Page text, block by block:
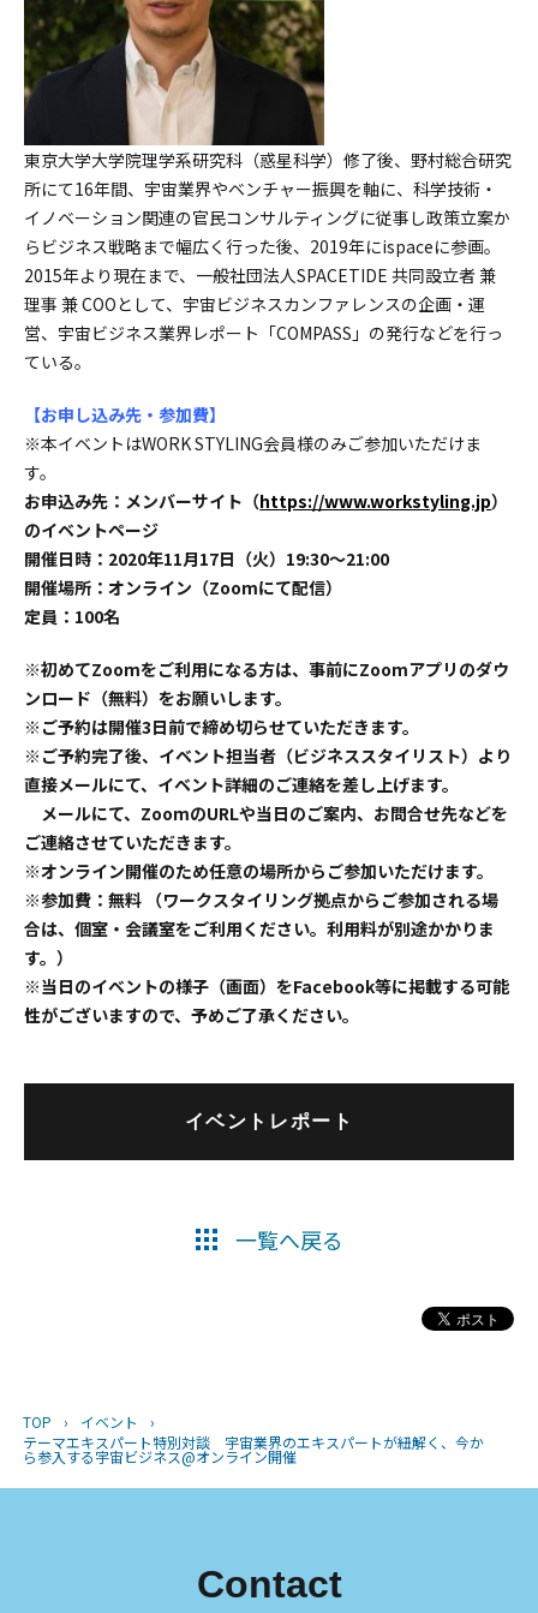
東京大学大学院理学系研究科（惑星科学）修了後、野村総合研究
所にて16年間、宇宙業界やベンチャー振興を軸に、科学技術・
イノベーション関連の官民コンサルティングに従事し政策立案か
らビジネス戦略まで幅広く行った後、2019年にispaceに参画。
2015年より現在まで、一般社団法人SPACETIDE 共同設立者 兼
理事 兼 COOとして、宇宙ビジネスカンファレンスの企画・運
営、宇宙ビジネス業界レポート「COMPASS」の発行などを行っ
ている。
【お申し込み先・参加費】
※本イベントはWORK STYLING会員様のみご参加いただけま
す。
お申込み先：メンバーサイト（https://www.workstyling.jp）
のイベントページ
開催日時：2020年11月17日（火）19:30〜21:00
開催場所：オンライン（Zoomにて配信）
定員：100名
※初めてZoomをご利用になる方は、事前にZoomアプリのダウ
ンロード（無料）をお願いします。
※ご予約は開催3日前で締め切らせていただきます。
※ご予約完了後、イベント担当者（ビジネススタイリスト）より
直接メールにて、イベント詳細のご連絡を差し上げます。
メールにて、ZoomのURLや当日のご案内、お問合せ先などを
ご連絡させていただきます。
※オンライン開催のため任意の場所からご参加いただけます。
※参加費：無料 （ワークスタイリング拠点からご参加される場
合は、個室・会議室をご利用ください。利用料が別途かかりま
す。）
※当日のイベントの様子（画面）をFacebook等に掲載する可能
性がございますので、予めご了承ください。
イベントレポート
一覧へ戻る
TOP › イベント
›
テーマエキスパート特別対談 宇宙業界のエキスパートが紐解く、今か
ら参入する宇宙ビジネス@オンライン開催
Contact